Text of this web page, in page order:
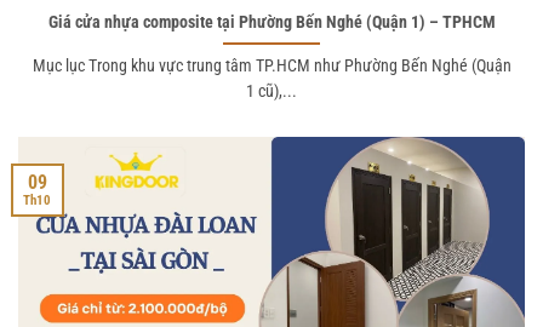
Giá cửa nhựa composite tại Phường Bến Nghé (Quận 1) – TPHCM
Mục lục Trong khu vực trung tâm TP.HCM như Phường Bến Nghé (Quận
1 cũ),...
09
Th10